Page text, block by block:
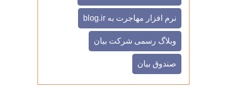
نرم افزار مهاجرت به blog.ir
وبلاگ رسمی شرکت بیان
صندوق بیان